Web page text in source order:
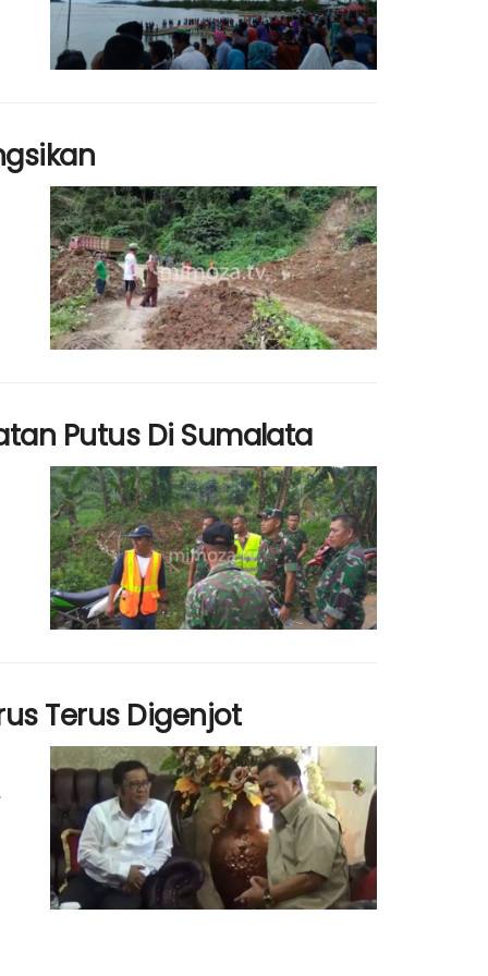
Putus Di Sumalata
Terus Digenjot